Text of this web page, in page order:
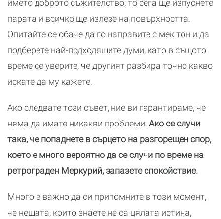
името доброто съжителство, то сега ще изпуснете
парата и всичко ще излезе на повърхността.
Опитайте се обаче да го направите с мек тон и да
подберете най-подходящите думи, като в същото
време се уверите, че другият разбира точно какво
искате да му кажете.
Ако следвате този съвет, ние ви гарантираме, че
няма да имате никакви проблеми. Ако се случи
така, че попаднете в сърцето на разгорещен спор,
което е много вероятно да се случи по време на
ретрограден Меркурий, запазете спокойствие.
Много е важно да си припомните в този момент,
че нещата, които знаете не са цялата истина,